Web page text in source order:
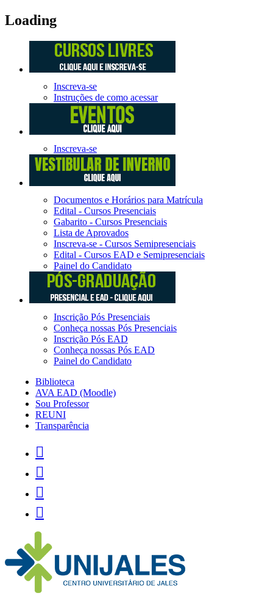
Loading
Inscreva-se
Instruções de como acessar
Inscreva-se
Documentos e Horários para Matrícula
Edital - Cursos Presenciais
Gabarito - Cursos Presenciais
Lista de Aprovados
Inscreva-se - Cursos Semipresenciais
Edital - Cursos EAD e Semipresenciais
Painel do Candidato
Inscrição Pós Presenciais
Conheça nossas Pós Presenciais
Inscrição Pós EAD
Conheça nossas Pós EAD
Painel do Candidato
Biblioteca
AVA EAD (Moodle)
Sou Professor
REUNI
Transparência



